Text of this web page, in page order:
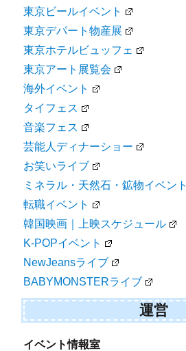
東京ビールイベント
東京デパート物産展
東京ホテルビュッフェ
東京アート展覧会
海外イベント
タイフェス
音楽フェス
芸能人ディナーショー
お笑いライブ
ミネラル・天然石・鉱物イベント
転職イベント
韓国映画｜上映スケジュール
K-POPイベント
NewJeansライブ
BABYMONSTERライブ
運営
イベント情報室